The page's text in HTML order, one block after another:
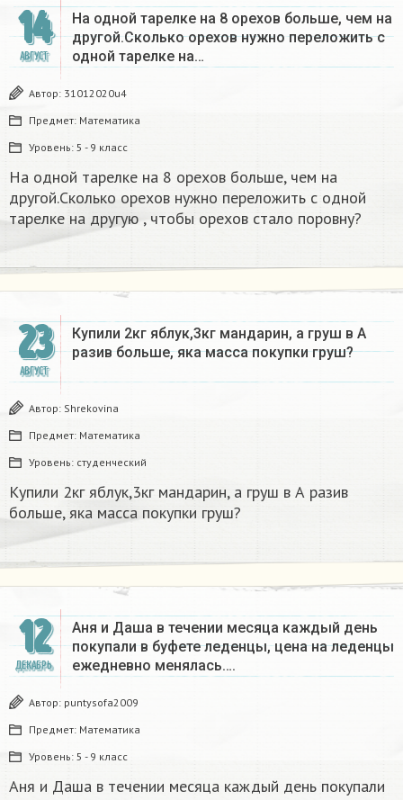
14
АВГУСТ
На одной тарелке на 8 орехов больше, чем на
другой.Сколько орехов нужно переложить с
одной тарелке на…
Автор: 31012020u4
Предмет: Математика
Уровень: 5 - 9 класс
На одной тарелке на 8 орехов больше, чем на
другой.Сколько орехов нужно переложить с одной
тарелке на другую , чтобы орехов стало поровну?​
23
АВГУСТ
Купили 2кг яблук,3кг мандарин, а груш в А
разив больше, яка масса покупки груш?
Автор: Shrekovina
Предмет: Математика
Уровень: студенческий
Купили 2кг яблук,3кг мандарин, а груш в А разив
больше, яка масса покупки груш?
12
ДЕКАБРЬ
Аня и Даша в течении месяца каждый день
покупали в буфете леденцы, цена на леденцы
ежедневно менялась….
Автор: puntysofa2009
Предмет: Математика
Уровень: 5 - 9 класс
Аня и Даша в течении месяца каждый день покупали